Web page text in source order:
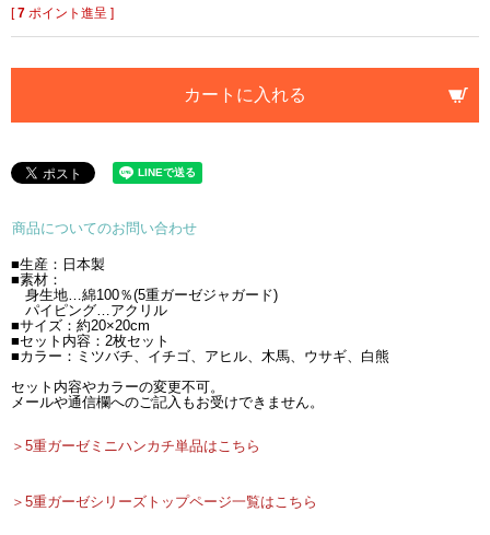
[7 ポイント進呈 ]
カートに入れる
商品についてのお問い合わせ
■生産：日本製
■素材：
身生地…綿100％(5重ガーゼジャガード)
パイピング…アクリル
■サイズ：約20×20cm
■セット内容：2枚セット
■カラー：ミツバチ、イチゴ、アヒル、木馬、ウサギ、白熊
セット内容やカラーの変更不可。
メールや通信欄へのご記入もお受けできません。
＞5重ガーゼミニハンカチ単品はこちら
＞5重ガーゼシリーズトップページ一覧はこちら